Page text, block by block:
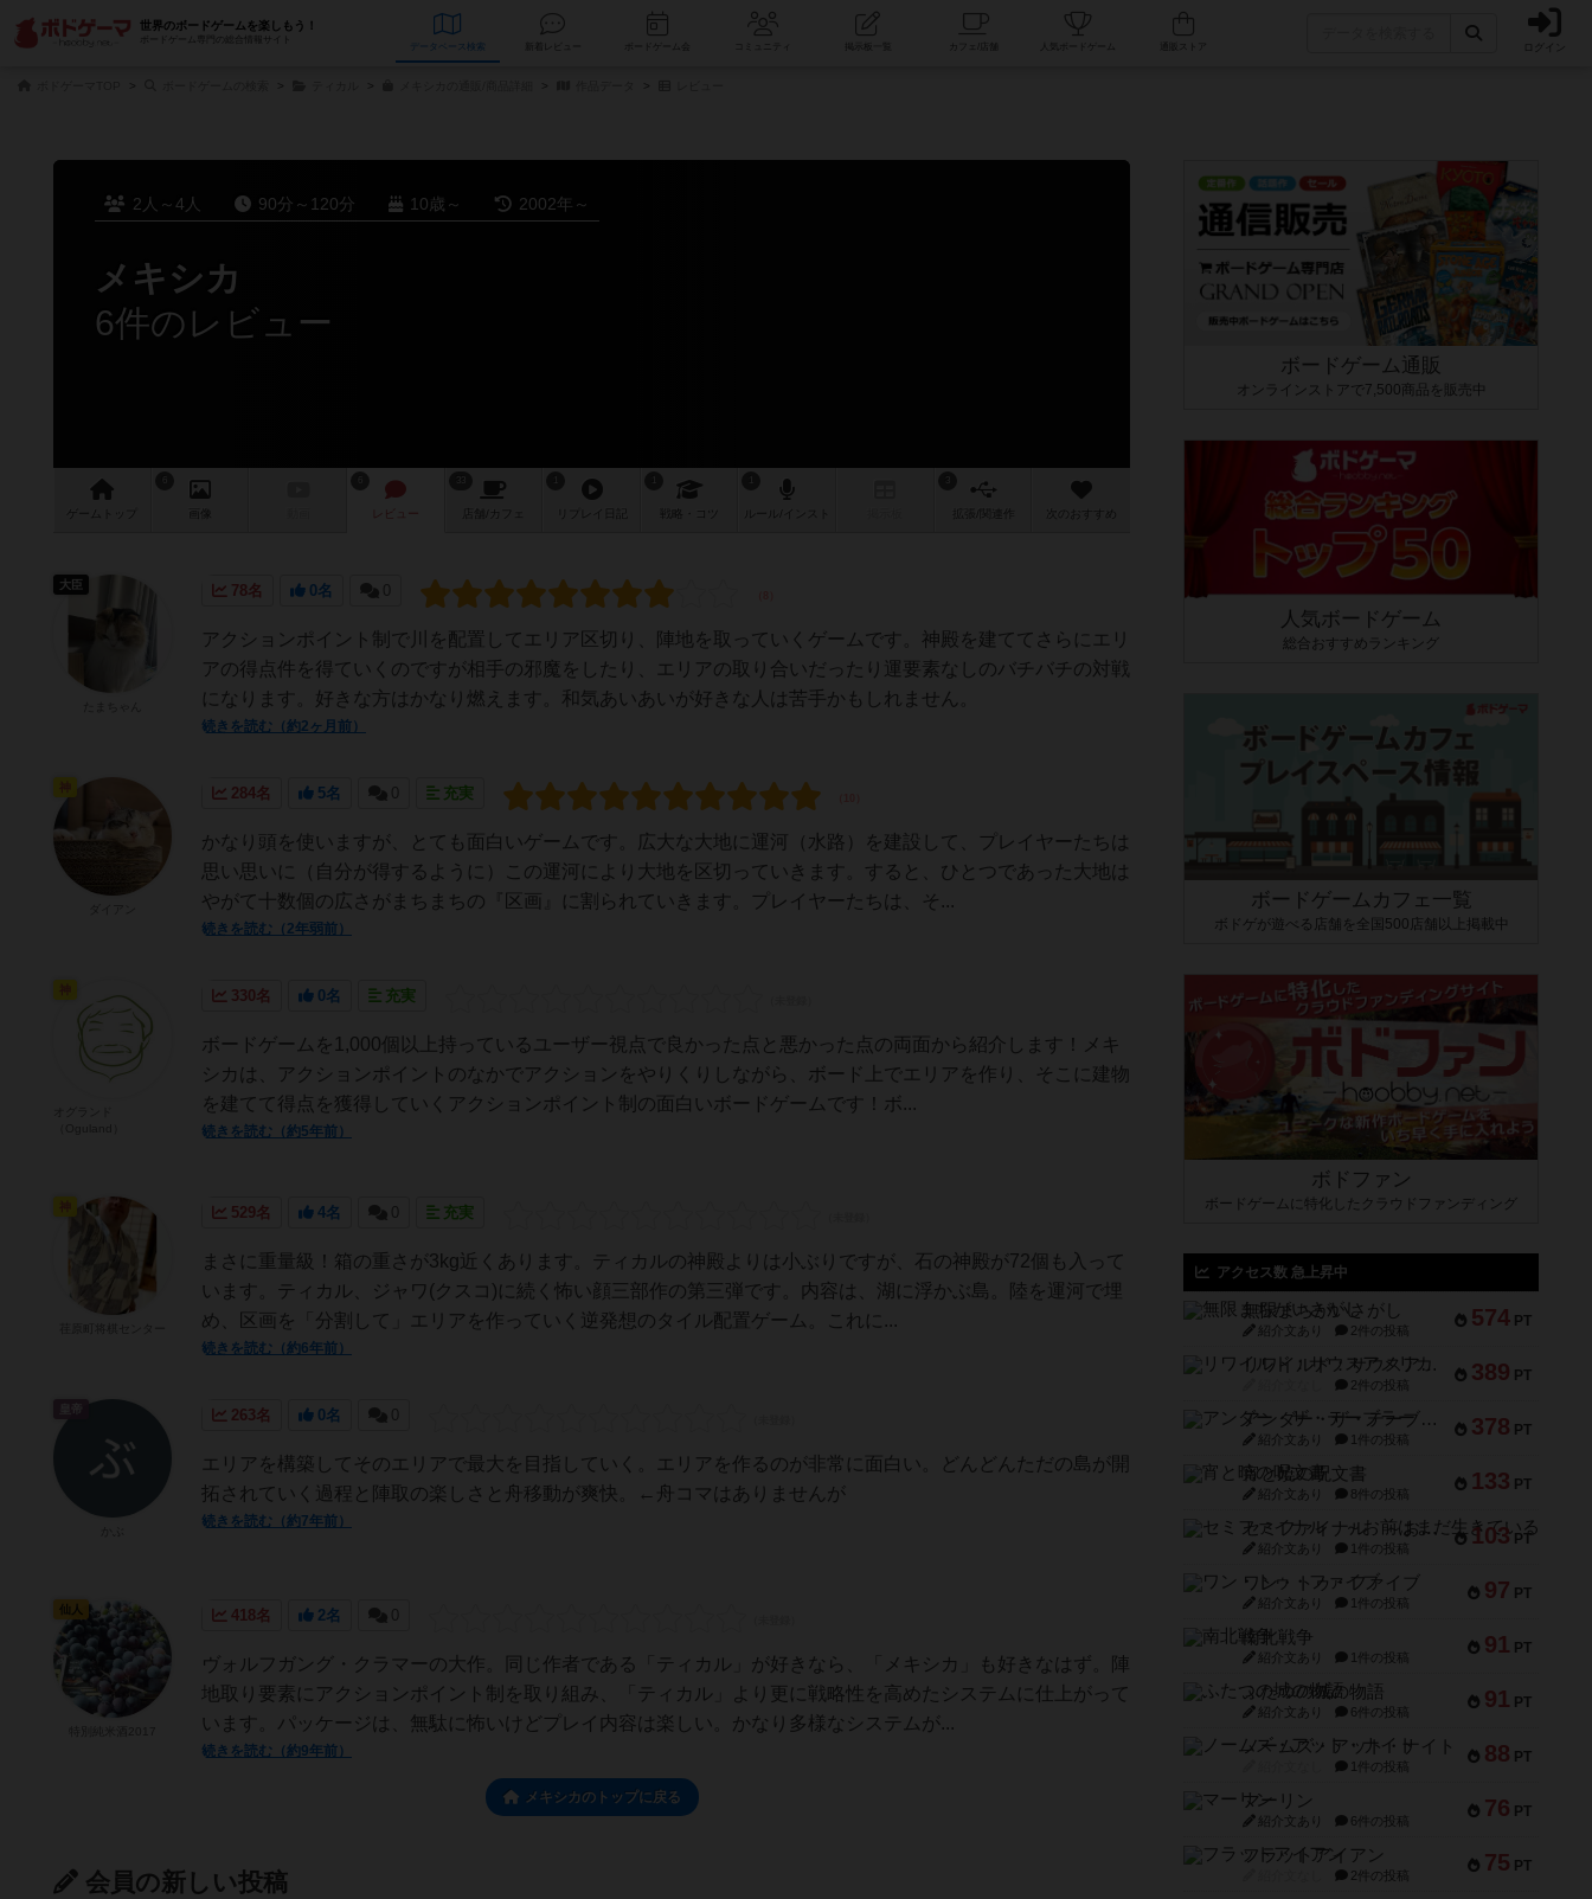
世界のボードゲームを楽しもう！
ボードゲーム専門の総合情報サイト
データベース コミュニティ 人気ボードゲーム ログイン
2人～4人 90分～120分 10歳～ 2002年～
メキシカ
6件のレビュー
ゲーム 画像 レビュー 店舗/ カフェ 戦略 作 次のおすすめ
78名 0名 0
アクションポイント制で川を配置してエリア区切り、陣地を取っていくゲームです。神殿を建ててさらにエリ
アの得点件を得ていくのですが相手の邪魔をしたり、エリアの取り合いだったり運要素なしのバチバチの対戦
になります。好きな方はかなり燃えます。和気あいあいが好きな人は苦手かもしれません。
続きを読む（約2ヶ月前）
大臣
284名 5名 0 充実
かなり頭を使いますが、とても面白いゲームです。広大な大地に運河（水路）を建設して、プレイヤーたちは
思い思いに（自分が得するように）この運河により大地を区切っていきます。すると、ひとつであった大地は
やがて十数個の広さがまちまちの『区画』に割られていきます。プレイヤーたちは、そ...
続きを読む（2年弱前）
330名 0名 充実
ボードゲームを1,000個以上持っているユーザー視点で良かった点と悪かった点の両面から紹介します！メキ
シカは、アクションポイントのなかでアクションをやりくりしながら、ボード上でエリアを作り、そこに建物
を建てて得点を獲得していくアクションポイント制の面白いボードゲームです！ボ...
続きを読む（約5年前）
529名 4名 0 充実
まさに重量級！箱の重さが3kg近くあります。ティカルの神殿よりは小ぶりですが、石の神殿が72個も入って
います。ティカル、ジャワ(クスコ)に続く怖い顔三部作の第三弾です。内容は、湖に浮かぶ島。陸を運河で埋
め、区画を「分割して」エリアを作っていく逆発想のタイル配置ゲーム。これに...
続きを読む（約6年前）
263名 0名 0
エリアを構築してそのエリアで最大を目指していく。エリアを作るのが非常に面白い。どんどんただの島が開
拓されていく過程と陣取の楽しさと舟移動が爽快。←舟コマはありませんが
続きを読む（約7年前）
皇帝
418名 2名 0
ヴォルフガング・クラマーの大作。同じ作者である「ティカル」が好きなら、「メキシカ」も好きなはず。陣
地取り要素にアクションポイント制を取り組み、「ティカル」より更に戦略性を高めたシステムに仕上がって
います。パッケージは、無駄に怖いけどプレイ内容は楽しい。かなり多様なシステムが...
続きを読む（約9年前）
仙人
メキシカのトップに戻る
会員の新しい投稿
ボードゲーム通販
オンラインストアで7,500商品を販売中
人気ボードゲーム
総合おすすめランキング
ボードゲームカフェ一覧
ボドゲが遊べる店舗を全国500店舗以上掲載中
ボドファン
ボードゲームに特化したクラウドファンディング
アクセス数 急上昇中
574 PT
無限まちがいさがし
紹介文あり 2件の投稿
389 PT
リワイルド：サウスアメリカ
2件の投稿
378 PT
アンダー・ザ・テーブラー
紹介文あり 1件の投稿
133 PT
宵と暁の呪文書
紹介文あり 8件の投稿
103 PT
セミファイナル ～お前はまだ生きている～
紹介文あり 1件の投稿
97 PT
ワン・トゥ・ファイブ
紹介文あり 1件の投稿
91 PT
南北戦争
紹介文あり 1件の投稿
91 PT
ふたつの城の物語
紹介文あり 6件の投稿
88 PT
ノームズ・アット・ナイト
1件の投稿
76 PT
マーリン
紹介文あり 6件の投稿
75 PT
フラットアイアン
2件の投稿